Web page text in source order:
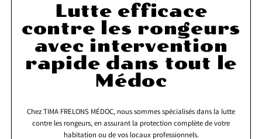
Lutte efficace
contre les rongeurs
avec intervention
rapide dans tout le
Médoc
Chez TIMA FRELONS MÉDOC, nous sommes spécialisés dans la lutte
contre les rongeurs, en assurant la protection complète de votre
habitation ou de vos locaux professionnels.